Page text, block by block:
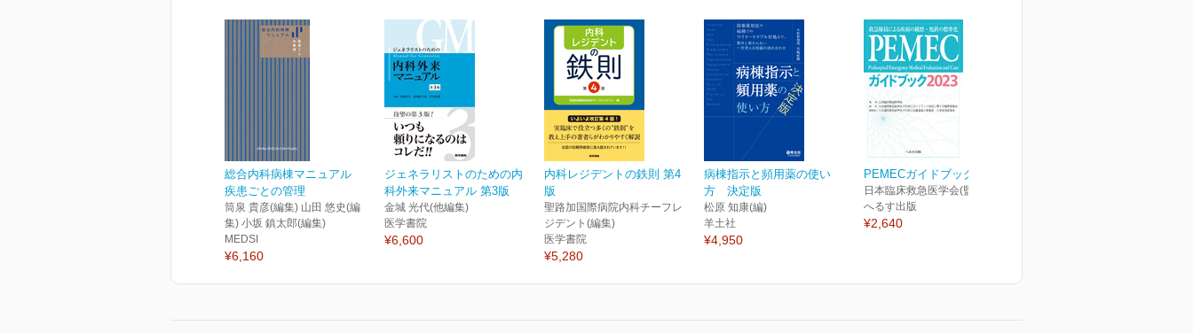
総合内科病棟マニュアル
疾患ごとの管理
筒泉 貴彦(編集) 山田 悠史(編
集) 小坂 鎮太郎(編集)
MEDSI
¥6,160
ジェネラリストのための内
科外来マニュアル 第3版
金城 光代(他編集)
医学書院
¥6,600
内科レジデントの鉄則 第4
版
聖路加国際病院内科チーフレ
ジデント(編集)
医学書院
¥5,280
病棟指示と頻用薬の使い
方 決定版
松原 知康(編)
羊土社
¥4,950
PEMECガイドブック2023
日本臨床救急医学会(監修)
へるす出版
¥2,640